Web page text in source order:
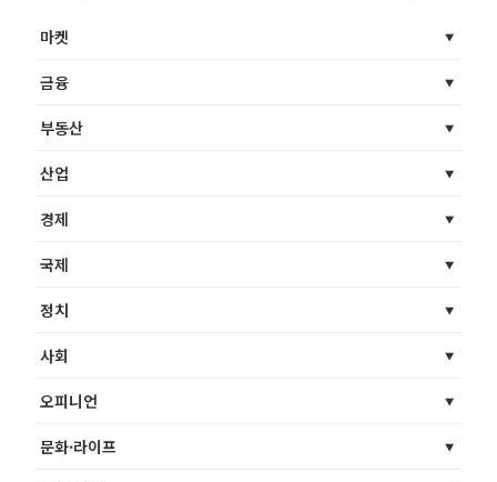
마켓
금융
부동산
산업
경제
국제
정치
사회
오피니언
문화·라이프